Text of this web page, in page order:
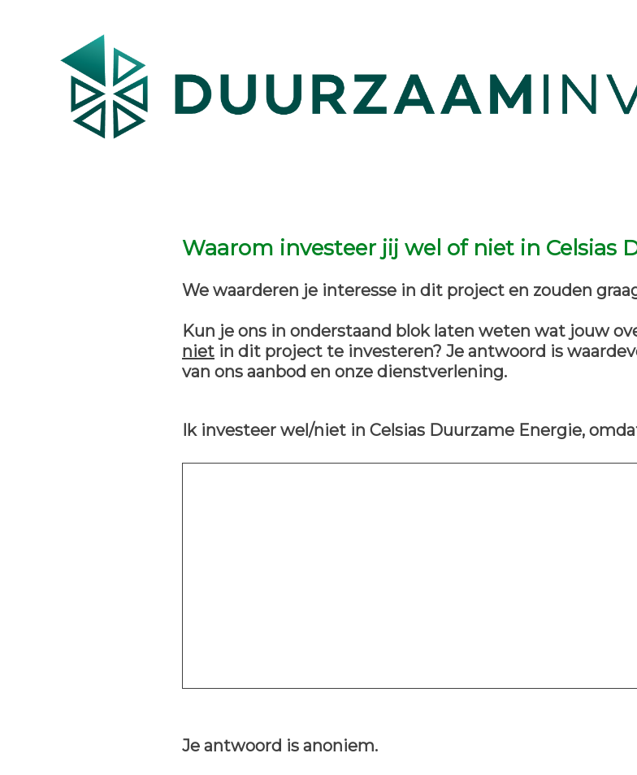
Waarom investeer jij wel of niet in Celsias
We waarderen je interesse in dit project en zouden
Kun je ons in onderstaand blok laten weten wat jouw
niet in dit project te investeren? Je antwoord is
van ons aanbod en onze dienstverlening.
Question
Ik investeer wel/niet in Celsias Duurzame Energie,
Je antwoord is anoniem.